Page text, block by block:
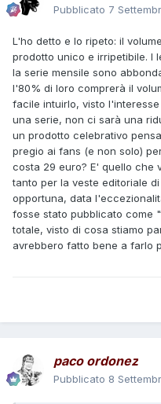
Pubblicato 7
L'ho detto e lo ripeto: il
prodotto unico e irripetibile. I
la serie mensile sono
l'80% di loro comprerà il
facile intuirlo, visto
una serie, non ci sarà una
un prodotto celebrativo
pregio ai fans (e non solo)
costa 29 euro? E' quello che
tanto per la veste editoriale
opportuna, data
fosse stato pubblicato come
totale, visto di cosa stiamo
avrebbero fatto bene a farlo
paco ordonez
Pubblicato 8